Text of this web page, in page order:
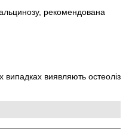
рекомендована
випадках виявляють остеоліз